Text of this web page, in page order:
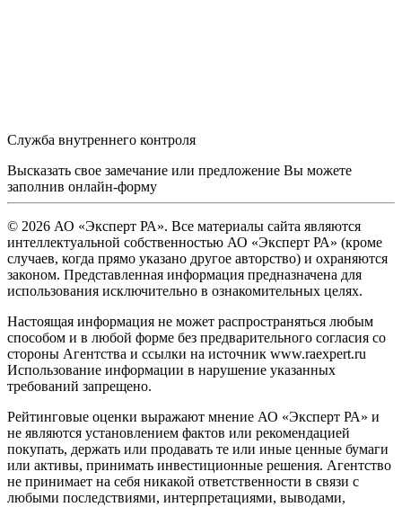
Служба внутреннего контроля
Высказать свое замечание или предложение Вы можете
заполнив онлайн-форму
© 2026 АО «Эксперт РА». Все материалы сайта являются
интеллектуальной собственностью АО «Эксперт РА» (кроме
случаев, когда прямо указано другое авторство) и охраняются
законом. Представленная информация предназначена для
использования исключительно в ознакомительных целях.
Настоящая информация не может распространяться любым
способом и в любой форме без предварительного согласия со
стороны Агентства и ссылки на источник www.raexpert.ru
Использование информации в нарушение указанных
требований запрещено.
Рейтинговые оценки выражают мнение АО «Эксперт РА» и
не являются установлением фактов или рекомендацией
покупать, держать или продавать те или иные ценные бумаги
или активы, принимать инвестиционные решения. Агентство
не принимает на себя никакой ответственности в связи с
любыми последствиями, интерпретациями, выводами,